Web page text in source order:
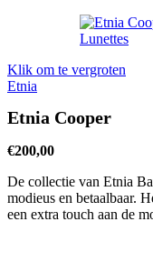
Klik om te vergroten
Etnia
Etnia Cooper
€200,00
De collectie van Etnia
modieus en betaalbaar.
een extra touch aan de